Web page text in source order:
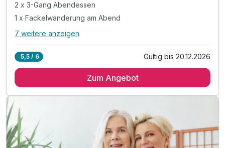
2 x 3-Gang Abendessen
1 x Fackelwanderung am Abend
Alle Inklusivleistungen
2 x reichhaltiges Frühstück vom Buffet
1 x Kinder-hausgemachte Limonade
inkl. 20% Ermäßigung Therme Loipersdorf*
inkl. Ziegentrekking ****
7 weitere anzeigen
5,5 / 6 Gültig bis 20.12.2026
Zum Angebot